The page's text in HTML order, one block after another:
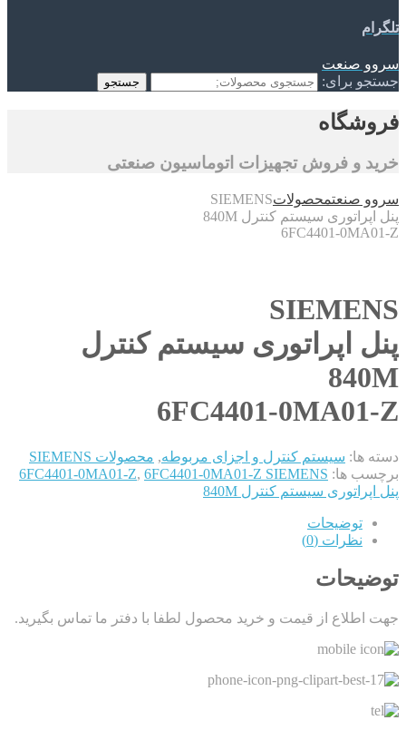
تلگرام
سروو صنعت
جستجو برای:
جستجو
فروشگاه
خرید و فروش تجهیزات اتوماسیون صنعتی
سروو صنعتمحصولاتSIEMENS
پنل اپراتوری سیستم کنترل 840M
6FC4401-0MA01-Z
SIEMENS
پنل اپراتوری سیستم کنترل
840M
6FC4401-0MA01-Z
دسته ها: سیستم کنترل و اجزای مربوطه, محصولات SIEMENS
برچسب ها:
6FC4401-0MA01-Z, 6FC4401-0MA01-Z SIEMENS
پنل اپراتوری سیستم کنترل 840M
توضیحات
نظرات (0)
توضیحات
جهت اطلاع از قیمت و خرید محصول لطفا با دفتر ما تماس بگیرید.